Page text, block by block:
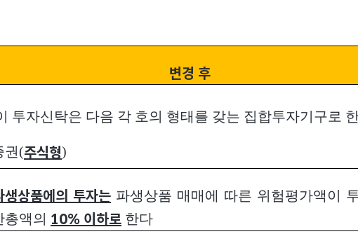
변경 후
투자신탁은 다음 각 호의 형태를 갖는 집합투자기구로
권(주식형)
생상품에의 투자는 파생상품 매매에 따른 위험평가액이
총액의 10% 이하로 한다